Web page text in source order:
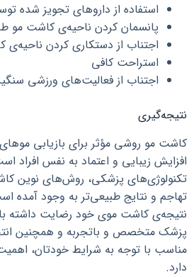
استفاده از داروهای تجویز شده
پانسمان کردن ناحیه‌ی کاشت مو
اجتناب از دستکاری کردن ناحیه‌ی
استراحت کافی
اجتناب از فعالیت‌های ورزشی
نتیجه‌گیری
کاشت مو روشی مؤثر برای بازیابی
افزایش زیبایی و اعتماد به نفس افراد
تکنولوژی‌های پزشکی، روش‌های نوین
تهاجم و نتایج طبیعی‌تر به وجود آمده
نتیجه‌ی کاشت موی خود رضایت داشته
پزشک متخصص و باتجربه و همچنین
مناسب با توجه به شرایط خودتان، اهمیت
دارد.